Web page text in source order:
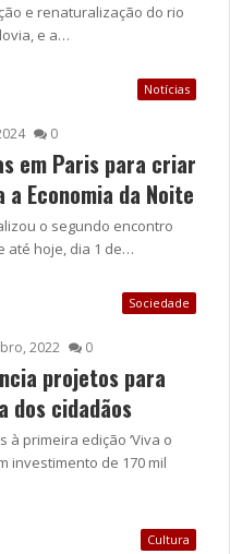
e renaturalização do rio
e a…
Notícias
0
em Paris para criar
Economia da Noite
o segundo encontro
até hoje, dia 1 de…
Sociedade
2022 0
projetos para
dos cidadãos
primeira edição ‘Viva o
investimento de 170 mil
Cultura